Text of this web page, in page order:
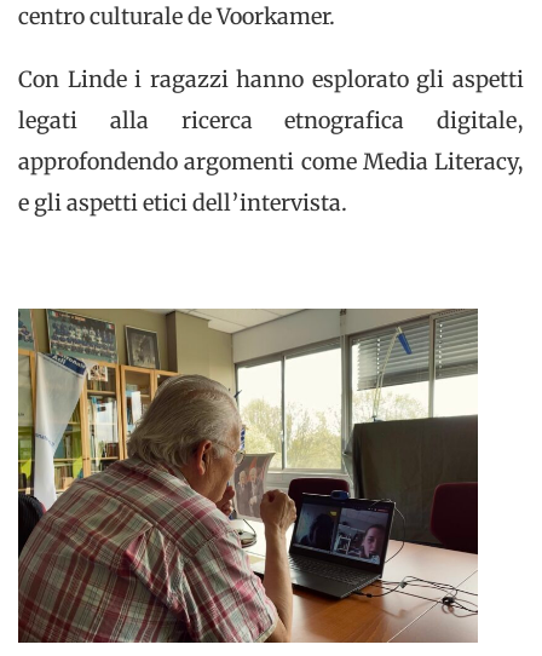
centro culturale de Voorkamer.
Con Linde i ragazzi hanno esplorato gli aspetti
legati alla ricerca etnografica digitale,
approfondendo argomenti come Media Literacy,
e gli aspetti etici dell’intervista.